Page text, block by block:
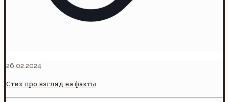
26.02.2024
Стих про взгляд на факты